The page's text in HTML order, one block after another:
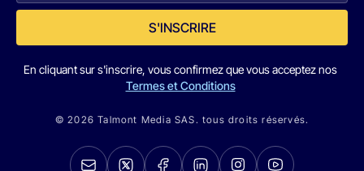
S'INSCRIRE
En cliquant sur s'inscrire, vous confirmez que vous acceptez nos
Termes et Conditions
© 2026 Talmont Media SAS. tous droits réservés.